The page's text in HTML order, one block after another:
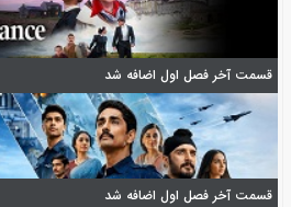
قسمت آخر فصل اول اضافه شد
قسمت آخر فصل اول اضافه شد